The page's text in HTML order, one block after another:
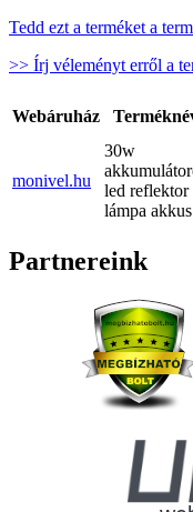
Tedd ezt a terméket a
>> Írj véleményt erről a
Webáruház
monivel.hu
30w
led reflektor
lámpa akkus
Partnereink